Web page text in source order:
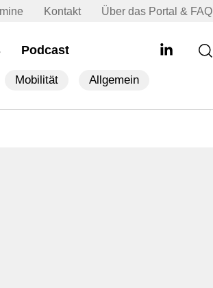
Kontakt Über das Portal & FAQ
Podcast
Mobilität Allgemein